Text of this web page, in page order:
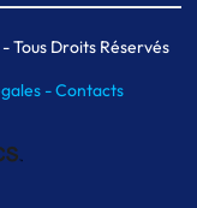
Droits Réservés
-Contacts